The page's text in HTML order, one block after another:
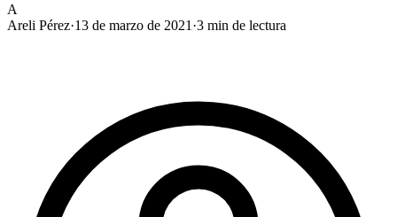
A
Areli Pérez·13 de marzo de 2021 ·3 min de lectura